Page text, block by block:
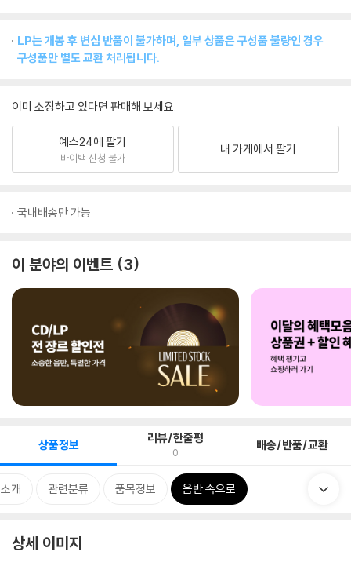
LP는 개봉 후 변심 반품이 불가하며, 일부 상품은 구성품 불량인 경우
구성품만 별도 교환 처리됩니다.
이미 소장하고 있다면 판매해 보세요.
예스24에 팔기
바이백 신청 불가
내 가게에서 팔기
국내배송만 가능
이 분야의 이벤트 3
상품정보 리뷰/한줄평
0 배송/반품/교환
개 관련분류 품목정보 음반 속으로
상세 이미지